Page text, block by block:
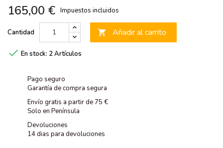
165,00 € Impuestos incluidos
Cantidad  Añadir al carrito
 En stock: 2 Artículos
Pago seguro
Garantía de compra segura
Envío gratis a partir de 75 €
Solo en Península
Devoluciones
14 dias para devoluciones